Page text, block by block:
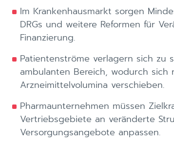
Im Krankenhausmarkt sorgen
DRGs und weitere Reformen für
Finanzierung.
Patientenströme verlagern sich zu
ambulanten Bereich, wodurch
Arzneimittelvolumina verschieben.
Pharmaunternehmen müssen
Vertriebsgebiete an veränderte
Versorgungsangebote anpassen.